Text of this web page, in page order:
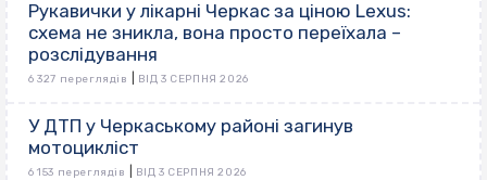
Рукавички у лікарні Черкас за ціною Lexus:
схема не зникла, вона просто переїхала –
розслідування
6 327 переглядів ВІД 3 СЕРПНЯ 2026
У ДТП у Черкаському районі загинув
мотоцикліст
6 153 переглядів ВІД 3 СЕРПНЯ 2026